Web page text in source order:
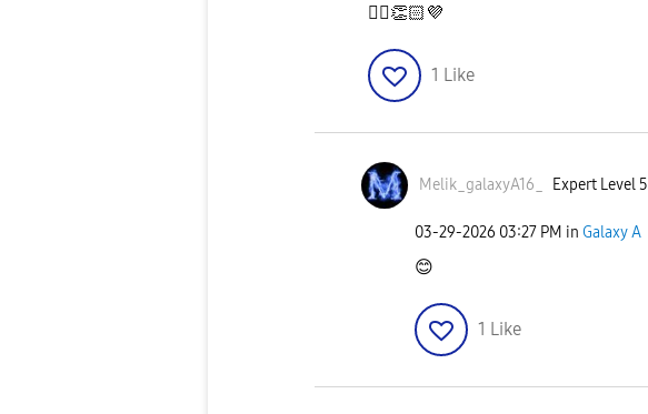
👍🏻👏🏻 💜
1 Like
Melik_galaxyA16 Expert Level 5
‎03-29-2026 03:27 PM in Galaxy A
😊
1 Like